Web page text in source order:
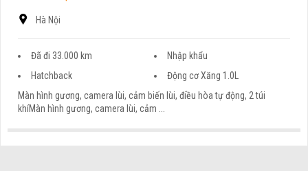
Hà Nội
Đã đi 33.000 km
Nhập khẩu
Hatchback
Động cơ Xăng 1.0L
Màn hình gương, camera lùi, cảm biến lùi, điều hòa tự động, 2 túi
khíMàn hình gương, camera lùi, cảm ...